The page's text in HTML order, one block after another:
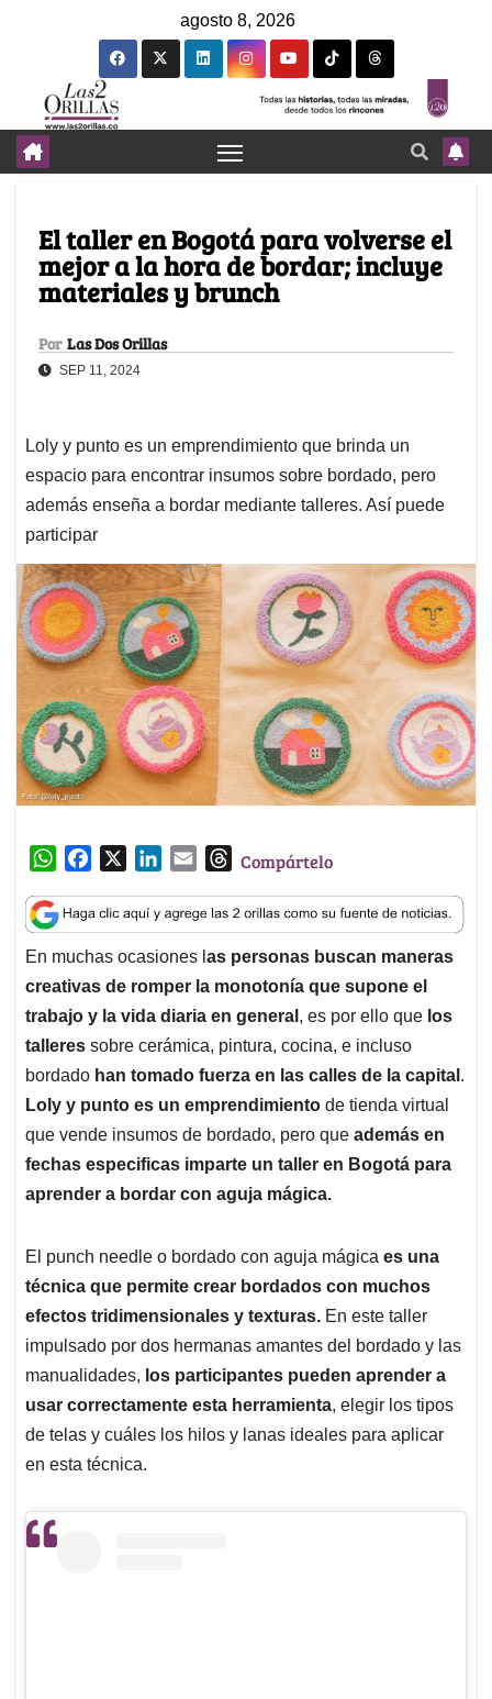
agosto 8, 2026
El taller en Bogotá para volverse el
mejor a la hora de bordar; incluye
materiales y brunch
Por Las Dos Orillas
SEP 11, 2024
Loly y punto es un emprendimiento que brinda un
espacio para encontrar insumos sobre bordado, pero
además enseña a bordar mediante talleres. Así puede
participar
W
a
t
s
A
p
p
c
e
b
o
o
k
n
k
e
d
I
n
a
i
l
T
r
e
a
d
s
Compártelo
En muchas ocasiones l as personas buscan maneras
creativas de romper la monotonía que supone el
trabajo y la vida diaria en general , es por ello que los
talleres sobre cerámica, pintura, cocina, e incluso
bordado han tomado fuerza en las calles de la capital .
Loly y punto es un emprendimiento de tienda virtual
que vende insumos de bordado, pero que además en
fechas especificas imparte un taller en Bogotá para
aprender a bordar con aguja mágica.
El punch needle o bordado con aguja mágica es una
técnica que permite crear bordados con muchos
efectos tridimensionales y texturas. En este taller
impulsado por dos hermanas amantes del bordado y las
manualidades, los participantes pueden aprender a
usar correctamente esta herramienta, elegir los tipos
de telas y cuáles los hilos y lanas ideales para aplicar
en esta técnica.